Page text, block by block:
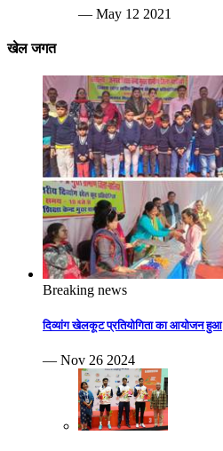
— May 12 2021
खेल जगत
Breaking news
दिव्यांग खेलकूट प्रतियोगिता का आयोजन हुआ
— Nov 26 2024